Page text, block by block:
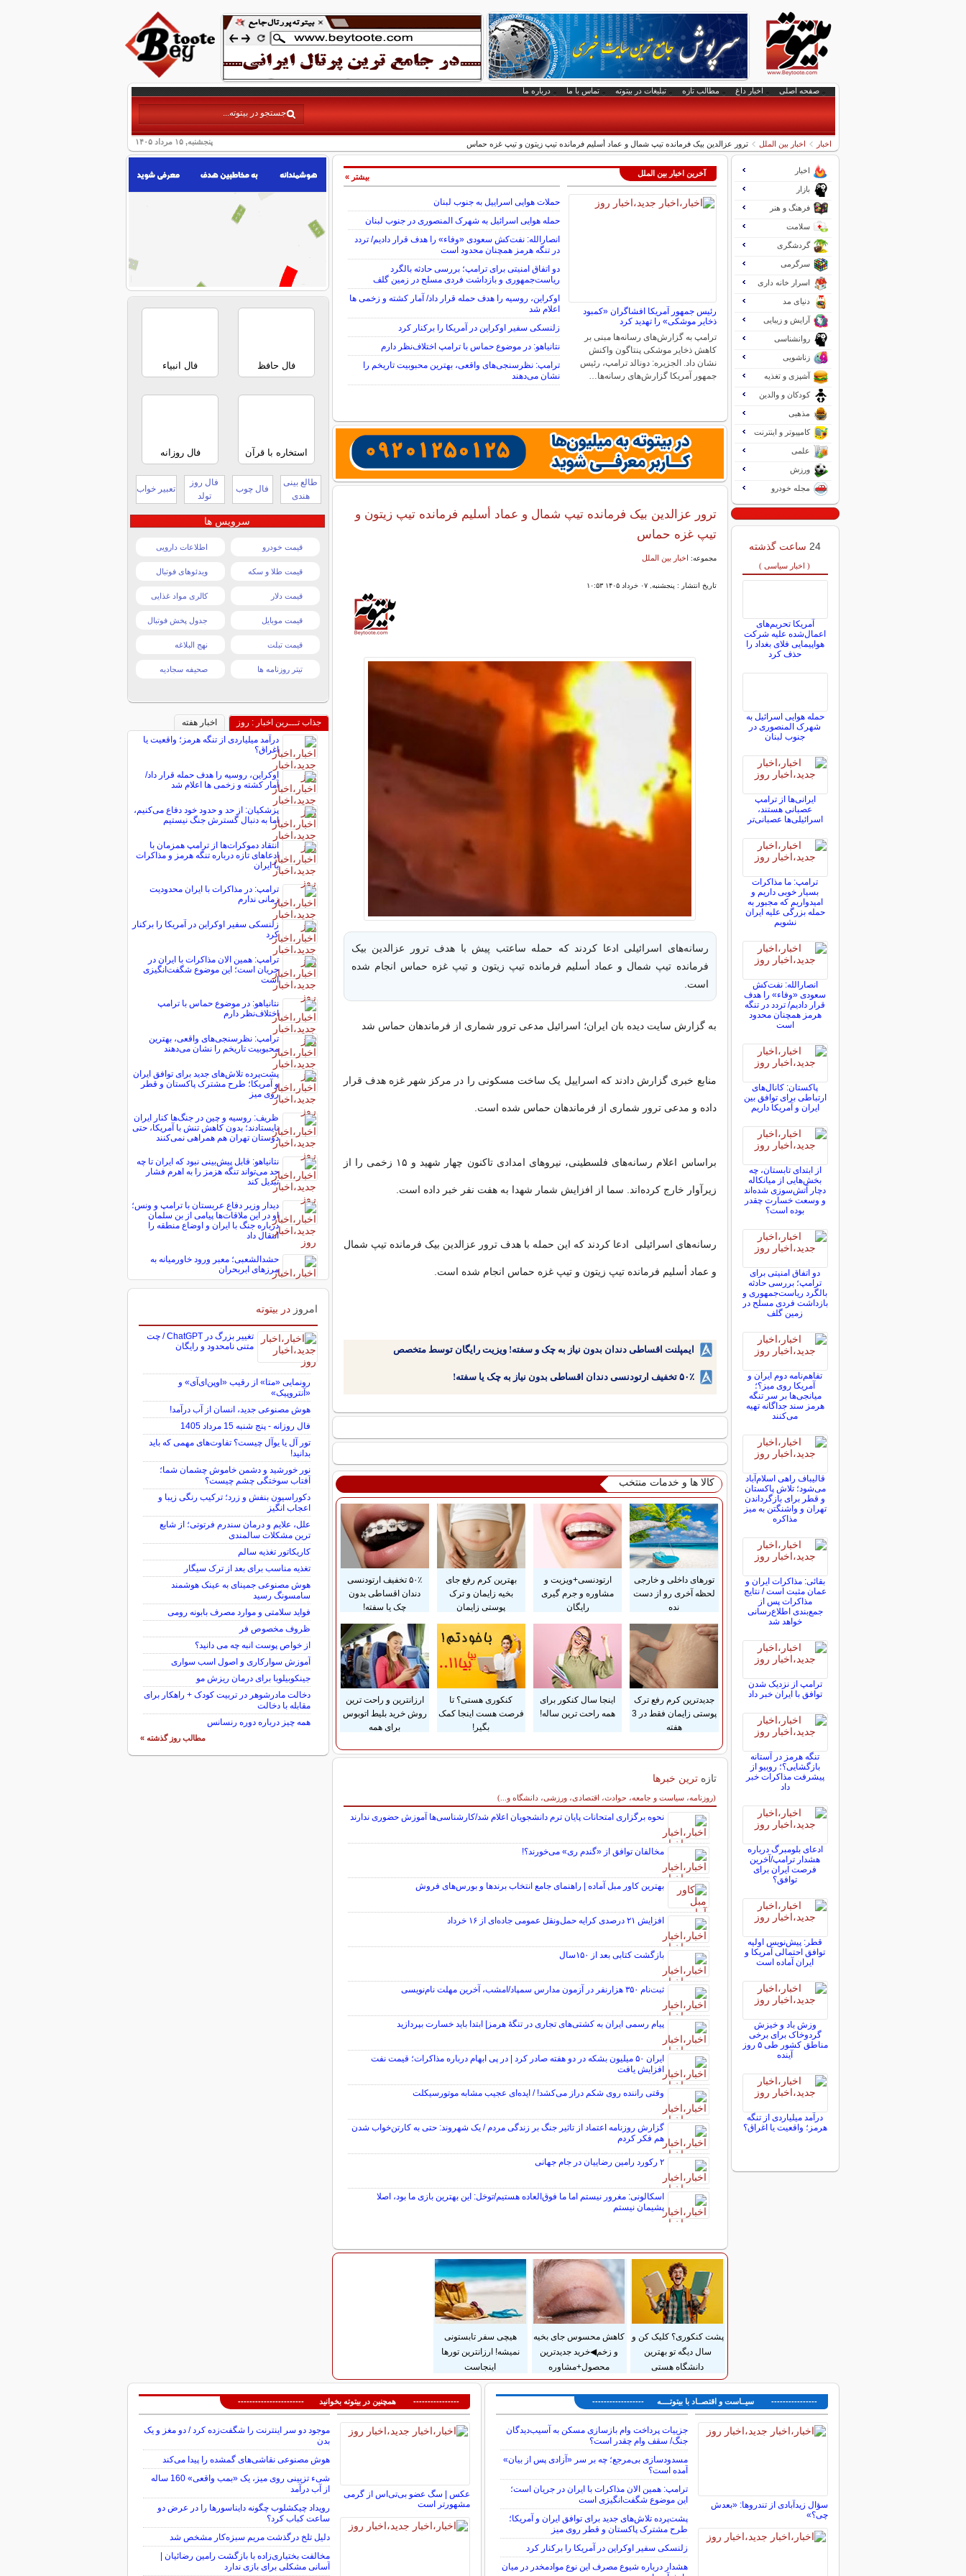
صفحه اصلی اخبار داغ مطالب تازه تبلیغات در بیتوته تماس با ما درباره ما
پنجشنبه, ۱۵ مرداد ۱۴۰۵ اخبار اخبار بین الملل ترور عزالدین بیک فرمانده تیپ شمال و عماد أسلیم فرمانده تیپ زیتون و تیپ غزه حماس
آخرین اخبار بین الملل
رئیس جمهور آمریکا افشاگران «کمبود
ذخایر موشکی» را تهدید کرد
ترامپ به گزارش‌های رسانه‌ها مبنی بر
کاهش ذخایر موشکی پنتاگون واکنش
نشان داد. الجزیره: دونالد ترامپ، رئیس
جمهور آمریکا گزارش‌های رسانه‌ها…
حملات هوایی اسراییل به جنوب لبنان
حمله هوایی اسرائیل به شهرک المنصوری در جنوب لبنان
انصارالله: نفت‌کش سعودی «وفاء» را هدف قرار دادیم/ تردد
در تنگه هرمز همچنان محدود است
دو اتفاق امنیتی برای ترامپ؛ بررسی حادثه بالگرد
ریاست‌جمهوری و بازداشت فردی مسلح در زمین گلف
اوکراین، روسیه را هدف حمله قرار داد/ آمار کشته و زخمی ها
اعلام شد
زلنسکی سفیر اوکراین در آمریکا را برکنار کرد
نتانیاهو: در موضوع حماس با ترامپ اختلاف‌نظر دارم
ترامپ: نظرسنجی‌های واقعی، بهترین محبوبیت تاریخم را
نشان می‌دهند
بیشتر »
ترور عزالدین بیک فرمانده تیپ شمال و عماد أسلیم فرمانده تیپ زیتون و
تیپ غزه حماس
مجموعه: اخبار بین الملل
تاریخ انتشار : پنجشنبه, ۰۷ خرداد ۱۴۰۵ ۱۰:۵۳
رسانه‌های اسرائیلی ادعا کردند که حمله ساعتب پیش با هدف ترور عزالدین بیک
فرمانده تیپ شمال و عماد أسلیم فرمانده تیپ زیتون و تیپ غزه حماس انجام شده
است.
به گزارش سایت دیده بان ایران؛ اسرائیل مدعی ترور شماری از فرماندهان حماس شد
منابع خبری گزارش دادند که اسراییل یک ساخت مسکونی را در مرکز شهر غزه هدف قرار
داده و مدعی ترور شماری از فرماندهان حماس شده است.
براساس اعلام رسانه‌های فلسطینی، نیروهای امدادی تاکنون چهار شهید و ۱۵ زخمی را از
زیرآوار خارج کرده‌اند. سما از افزایش شمار شهدا به هفت نفر خبر داده است.
رسانه‌های اسرائیلی ادعا کردند که این حمله با هدف ترور عزالدین بیک فرمانده تیپ شمال
و عماد أسلیم فرمانده تیپ زیتون و تیپ غزه حماس انجام شده است.
ایمپلنت اقساطی دندان بدون نیاز به چک و سفته! ویزیت رایگان توسط متخصص
۵۰٪ تخفیف ارتودنسی دندان اقساطی بدون نیاز به چک یا سفته!
کالا ها و خدمات منتخب
تورهای داخلی و خارجی
لحظه آخری رو از دست
نده
ارتودنسی+ویزیت و
مشاوره و جرم گیری
رایگان
بهترین کرم رفع جای
بخیه زایمان و ترک
پوستی زایمان
۵۰٪ تخفیف ارتودنسی
دندان اقساطی بدون
چک یا سفته!
جدیدترین کرم رفع ترک
پوستی زایمان فقط در 3
هفته
اینجا سال کنکور برای
همه راحت ترین ساله!
کنکوری هستی؟ تا
فرصت هست اینجا کمک
بگیر!
ارزانترین و راحت ترین
روش خرید بلیط اتوبوس
برای همه
تازه ترین خبرها
(روزنامه، سیاست و جامعه، حوادث، اقتصادی، ورزشی، دانشگاه و...)
سایر خبرهای داغ
نحوه برگزاری امتحانات پایان ترم دانشجویان اعلام شد/کارشناسی‌ها آموزش حضوری ندارند
مخالفان توافق از «گندم ری» می‌خورند؟!
بهترین کاور مبل آماده | راهنمای جامع انتخاب برندها و بورس‌های فروش
افزایش ۲۱ درصدی کرایه حمل‌ونقل عمومی جاده‌ای از ۱۶ خرداد
بازگشت کتابی بعد از ۱۵۰سال
ثبت‌نام ۳۵۰ هزارنفر در آزمون مدارس سمپاد/امشب، آخرین مهلت نام‌نویسی
پیام رسمی ایران به کشتی‌های تجاری در تنگۀ هرمز| ابتدا باید خسارت بپردازید
ایران ۵۰ میلیون بشکه در دو هفته صادر کرد | در پی ابهام درباره مذاکرات؛ قیمت نفت
افزایش یافت
وقتی راننده روی شکم دراز می‌کشد! / ایده‌ای عجیب مشابه موتورسیکلت
گزارش روزنامه اعتماد از تاثیر جنگ بر زندگی مردم / یک شهروند: حتی به کارتن‌خواب شدن
هم فکر کردم
۲ رکورد رامین رضاییان در جام جهانی
اسکالونی: مغرور نیستم اما ما فوق‌العاده هستیم/توخل: این بهترین بازی ما بود، اصلا
پشیمان نیستم
پشت کنکوری؟ کلیک کن و
سال دیگه تو بهترین
دانشگاه هستی
کاهش محسوس جای بخیه
و زخم◀خرید جدیدترین
محصول+مشاوره
هیچی سفر تابستونی
نمیشه! ارزانترین تورها
اینجاست
اخبار
بازار
فرهنگ و هنر
سلامت
گردشگری
سرگرمی
اسرار خانه داری
دنیای مد
آرایش و زیبایی
روانشناسی
زناشویی
آشپزی و تغذیه
کودکان و والدین
مذهبی
کامپیوتر و اینترنت
علمی
ورزش
مجله خودرو
24 ساعت گذشته
( اخبار سیاسی )
آمریکا تحریم‌های
اعمال‌شده علیه شرکت
هواپیمایی فلای بغداد را
حذف کرد
حمله هوایی اسرائیل به
شهرک المنصوری در
جنوب لبنان
ایرانی‌ها از ترامپ
عصبانی هستند،
اسرائیلی‌ها عصبانی‌تر
ترامپ: ما مذاکرات
بسیار خوبی داریم و
امیدواریم که مجبور به
حمله بزرگی علیه ایران
نشویم
انصارالله: نفت‌کش
سعودی «وفاء» را هدف
قرار دادیم/ تردد در تنگه
هرمز همچنان محدود
است
پاکستان: کانال‌های
ارتباطی برای توافق بین
ایران و آمریکا داریم
از ابتدای تابستان، چه
بخش‌هایی از میانکاله
دچار آتش‌سوزی شده‌اند
و وسعت خسارت چقدر
بوده است؟
دو اتفاق امنیتی برای
ترامپ؛ بررسی حادثه
بالگرد ریاست‌جمهوری و
بازداشت فردی مسلح در
زمین گلف
تفاهم‌نامه دوم ایران و
آمریکا روی میز؟؛
میانجی‌ها بر سر تنگه
هرمز سند جداگانه تهیه
می‌کنند
قالیباف راهی اسلام‌آباد
می‌شود؛ تلاش پاکستان
و قطر برای بازگرداندن
تهران و واشنگتن به میز
مذاکره
بقائی: مذاکرات ایران و
عمان مثبت است / نتایج
مذاکرات پس از
جمع‌بندی اطلاع‌رسانی
خواهد شد
ترامپ از نزدیک شدن
توافق با ایران خبر داد
تنگه هرمز در آستانه
بازگشایی؟؛ روبیو از
پیشرفت مذاکرات خبر
داد
ادعای بلومبرگ درباره
هشدار ترامپ/آخرین
فرصت ایران برای
توافق؟
قطر: پیش‌نویس اولیه
توافق احتمالی آمریکا و
ایران آماده است
وزش باد و خیزش
گردوخاک برای برخی
مناطق کشور طی ۵ روز
آینده
درآمد میلیاردی از تنگه
هرمز؛ واقعیت یا اغراق؟
فال حافظ فال انبیاء
استخاره با قرآن فال روزانه
طالع بینی
هندی
فال چوب
فال روز
تولد
تعبیر خواب
سرویس ها
قیمت خودرو اطلاعات دارویی
قیمت طلا و سکه ویدئوهای فوتبال
قیمت دلار کالری مواد غذایی
قیمت موبایل جدول پخش فوتبال
قیمت تبلت نهج البلاغه
تیتر روزنامه ها صحیفه سجادیه
جذاب تـــرین اخبار : روز
اخبار هفته
درآمد میلیاردی از تنگه هرمز؛ واقعیت یا
اغراق؟
اوکراین، روسیه را هدف حمله قرار داد/
آمار کشته و زخمی ها اعلام شد
پزشکیان: از حد و حدود خود دفاع می‌کنیم،
اما به دنبال گسترش جنگ نیستیم
انتقاد دموکرات‌ها از ترامپ همزمان با
ادعاهای تازه درباره تنگه هرمز و مذاکرات
با ایران
ترامپ: در مذاکرات با ایران محدودیت
زمانی ندارم
زلنسکی سفیر اوکراین در آمریکا را برکنار
کرد
ترامپ: همین الان مذاکرات با ایران در
جریان است؛ این موضوع شگفت‌انگیزی
است
نتانیاهو: در موضوع حماس با ترامپ
اختلاف‌نظر دارم
ترامپ: نظرسنجی‌های واقعی، بهترین
محبوبیت تاریخم را نشان می‌دهند
پشت‌پرده تلاش‌های جدید برای توافق ایران
و آمریکا؛ طرح مشترک پاکستان و قطر
روی میز
ظریف: روسیه و چین در جنگ‌ها کنار ایران
نایستادند؛ بدون کاهش تنش با آمریکا، حتی
دوستان تهران هم همراهی نمی‌کنند
نتانیاهو: قابل پیش‌بینی نبود که ایران تا چه
حد می‌تواند تنگه هزمز را به اهرم فشار
تبدیل کند
دیدار وزیر دفاع عربستان با ترامپ و ونس؛
او در این ملاقات‌ها پیامی از بن سلمان
درباره جنگ با ایران و اوضاع منطقه را
انتقال داد
حشدالشعبی؛ معبر ورود خاورمیانه به
مرزهای ابربحران
امروز در بیتوته
تغییر بزرگ در ChatGPT / چت
متنی نامحدود و رایگان
رونمایی «متا» از رقیب «اوپن‌ای‌آی» و
«آنتروپیک»
هوش مصنوعی جدید، انسان از آب درآمد!
فال روزانه - پنج شنبه 15 مرداد 1405
تور آل یا یوآل چیست؟ تفاوت‌های مهمی که باید
بدانید!
نور خورشید و دشمن خاموش چشمان شما؛
آفتاب سوختگی چشم چیست؟
دکوراسیون بنفش و زرد؛ ترکیب رنگی زیبا و
اعجاب انگیز
علل، علایم و درمان سندرم فرتوتی؛ از شایع
ترین مشکلات سالمندی
کاریکاتور تغذیه سالم
تغذیه مناسب برای بعد از ترک سیگار
هوش مصنوعی جمینای به عینک هوشمند
سامسونگ رسید
فواید سلامتی و موارد مصرف بابونه رومی
ظروف مخصوص فر
از خواص پوست انبه چه می دانید؟
آموزش سوارکاری و اصول اسب سواری
جینکوبیلوبا برای درمان ریزش مو
دخالت مادرشوهر در تربیت کودک + راهکار برای
مقابله با دخالت
همه چیز درباره دوره رنسانس
مطالب روز گذشته »
---------------- سیــاست و اقتصــاد با بیتوتــــه ------------------
سؤال زیدآبادی از تندروها: «بعدش
چی؟»
جزییات پرداخت وام بازسازی مسکن به آسیب‌دیدگان
جنگ/ سقف وام چقدر است؟
مسدودسازی بی‌مرجع؛ چه بر سر «آزادی پس از بیان»
آمده است؟
ترامپ: همین الان مذاکرات با ایران در جریان است؛
این موضوع شگفت‌انگیزی است
پشت‌پرده تلاش‌های جدید برای توافق ایران و آمریکا؛
طرح مشترک پاکستان و قطر روی میز
زلنسکی سفیر اوکراین در آمریکا را برکنار کرد
هشدار درباره شیوع مصرف این نوع موادمخدر در میان
---------------- همچنین در بیتوته بخوانید -----------------------
عکس | سگ عضو بی‌تی‌اس از گرمی
مشهورتر است
موجود دو سر اینترنت را شگفت‌زده کرد / دو مغز و یک
بدن
هوش مصنوعی نقاشی‌های گمشده را پیدا می‌کند
شیء تزیینی روی میز، یک «بمب واقعی» 160 ساله
از آب درآمد
رویداد چیکشلوب چگونه دایناسورها را در عرض دو
ساعت کباب کرد؟
دلیل تلخ درگذشت مریم سبزه‌کار مشخص شد
مخالفت بختیاری‌زاده با بازگشت رامین رضائیان |
آسانی مشکلی برای بازی ندارد